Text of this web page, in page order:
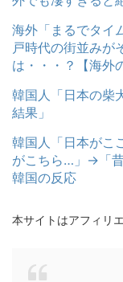
海外「まるでタイ
戸時代の街並みが
は・・・？【海外
韓国人「日本の柴
結果」
韓国人「日本がこ
がこちら…」→「
韓国の反応
本サイトはアフィリ